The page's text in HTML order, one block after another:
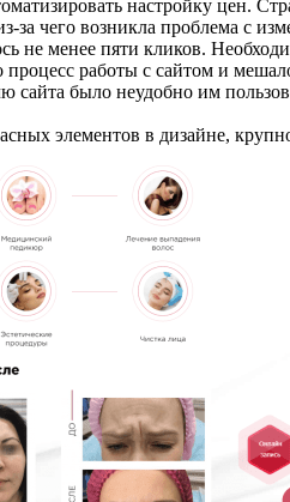
настройку цен.
за чего возникла проблема с
не менее пяти кликов.
работы с сайтом и
сайта было неудобно им
элементов в дизайне,